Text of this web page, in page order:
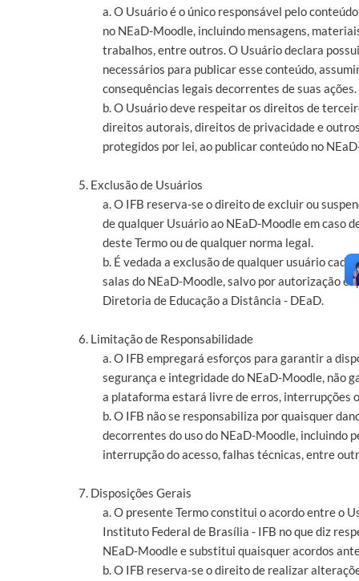
a. O Usuário é o único responsável pelo
no NEaD-Moodle, incluindo mensagens,
trabalhos, entre outros. O Usuário declara
necessários para publicar esse conteúdo,
consequências legais decorrentes de suas ações.
b. O Usuário deve respeitar os direitos de
direitos autorais, direitos de privacidade e
protegidos por lei, ao publicar conteúdo no
5. Exclusão de Usuários
a. O IFB reserva-se o direito de excluir ou
de qualquer Usuário ao NEaD-Moodle em caso
deste Termo ou de qualquer norma legal.
b. É vedada a exclusão de qualquer usuário
salas do NEaD-Moodle, salvo por autorização
Diretoria de Educação a Distância - DEaD.
6. Limitação de Responsabilidade
a. O IFB empregará esforços para garantir a
segurança e integridade do NEaD-Moodle, não
a plataforma estará livre de erros, interrupções
b. O IFB não se responsabiliza por quaisquer
decorrentes do uso do NEaD-Moodle, incluindo
interrupção do acesso, falhas técnicas, entre
7. Disposições Gerais
a. O presente Termo constitui o acordo entre o
Instituto Federal de Brasília - IFB no que diz
NEaD-Moodle e substitui quaisquer acordos
b. O IFB reserva-se o direito de realizar